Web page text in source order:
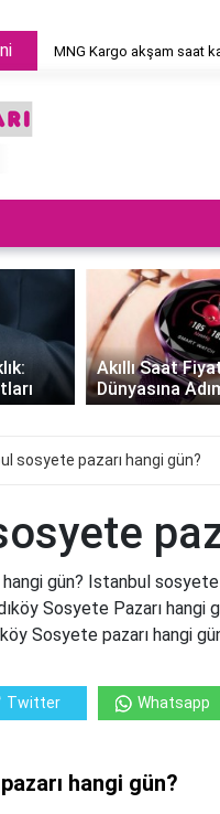
MNG Kargo akşam saat
Akıllı Saat
Dünyasına
sosyete pazarı hangi gün?
gün? Istanbul
Sosyete Pazarı hangi
Sosyete pazarı hangi
Twitter Whatsapp
hangi gün?